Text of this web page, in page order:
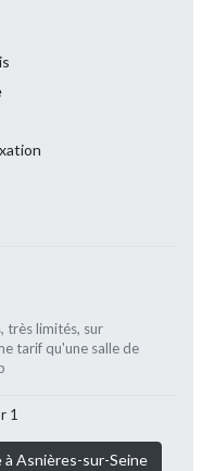
très limités, sur
tarif qu'une salle de
1
à Asnières-sur-Seine